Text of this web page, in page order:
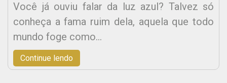
Você já ouviu falar da luz azul? Talvez só
conheça a fama ruim dela, aquela que todo
mundo foge como…
Continue lendo